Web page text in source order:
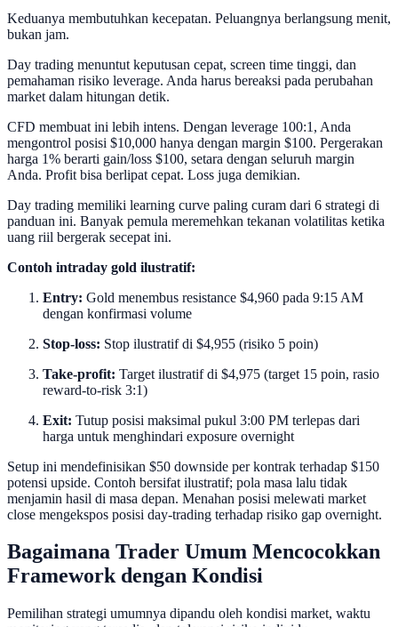
Keduanya membutuhkan kecepatan. Peluangnya berlangsung menit,
bukan jam.
Day trading menuntut keputusan cepat, screen time tinggi, dan
pemahaman risiko leverage. Anda harus bereaksi pada perubahan
market dalam hitungan detik.
CFD membuat ini lebih intens. Dengan leverage 100:1, Anda
mengontrol posisi $10,000 hanya dengan margin $100. Pergerakan
harga 1% berarti gain/loss $100, setara dengan seluruh margin
Anda. Profit bisa berlipat cepat. Loss juga demikian.
Day trading memiliki learning curve paling curam dari 6 strategi di
panduan ini. Banyak pemula meremehkan tekanan volatilitas ketika
uang riil bergerak secepat ini.
Contoh intraday gold ilustratif:
Entry: Gold menembus resistance $4,960 pada 9:15 AM
dengan konfirmasi volume
Stop-loss: Stop ilustratif di $4,955 (risiko 5 poin)
Take-profit: Target ilustratif di $4,975 (target 15 poin, rasio
reward-to-risk 3:1)
Exit: Tutup posisi maksimal pukul 3:00 PM terlepas dari
harga untuk menghindari exposure overnight
Setup ini mendefinisikan $50 downside per kontrak terhadap $150
potensi upside. Contoh bersifat ilustratif; pola masa lalu tidak
menjamin hasil di masa depan. Menahan posisi melewati market
close mengekspos posisi day-trading terhadap risiko gap overnight.
Bagaimana Trader Umum Mencocokkan
Framework dengan Kondisi
Pemilihan strategi umumnya dipandu oleh kondisi market, waktu